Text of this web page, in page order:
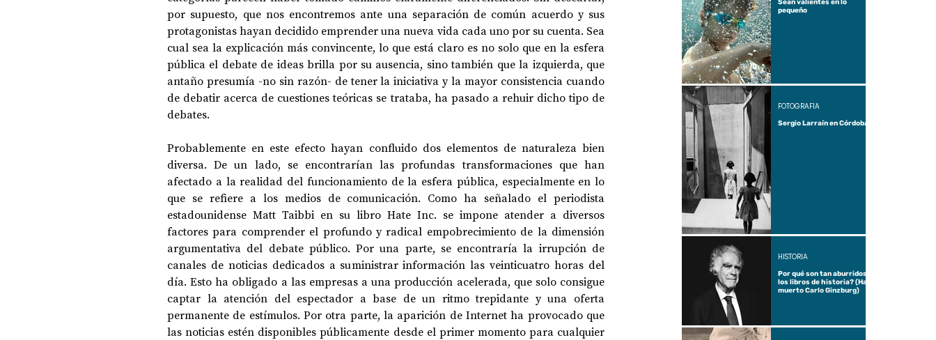
DOSSIER NOCHE DE LAS IDEAS ANTROPOLOGÍA OPINIÓN 50 AÑOS DEL GOLPE
CIENCIA Y TECNOLOGÍA
por supuesto, que nos encontremos ante una separación de común acuerdo y sus
protagonistas hayan decidido emprender una nueva vida cada uno por su cuenta. Sea
cual sea la explicación más convincente, lo que está claro es no solo que en la esfera
pública el debate de ideas brilla por su ausencia, sino también que la izquierda, que
antaño presumía -no sin razón- de tener la iniciativa y la mayor consistencia cuando
de debatir acerca de cuestiones teóricas se trataba, ha pasado a rehuir dicho tipo de
debates.
Probablemente en este efecto hayan confluido dos elementos de naturaleza bien
diversa. De un lado, se encontrarían las profundas transformaciones que han
afectado a la realidad del funcionamiento de la esfera pública, especialmente en lo
que se refiere a los medios de comunicación. Como ha señalado el periodista
estadounidense Matt Taibbi en su libro Hate Inc. se impone atender a diversos
factores para comprender el profundo y radical empobrecimiento de la dimensión
argumentativa del debate público. Por una parte, se encontraría la irrupción de
canales de noticias dedicados a suministrar información las veinticuatro horas del
día. Esto ha obligado a las empresas a una producción acelerada, que solo consigue
captar la atención del espectador a base de un ritmo trepidante y una oferta
permanente de estímulos. Por otra parte, la aparición de Internet ha provocado que
las noticias estén disponibles públicamente desde el primer momento para cualquier
Sean valientes en lo
pequeño
Sergio Larraín en Córdoba
FOTOGRAFÍA
Por qué son tan aburridos
los libros de historia? (Ha
muerto Carlo Ginzburg)
HISTORIA